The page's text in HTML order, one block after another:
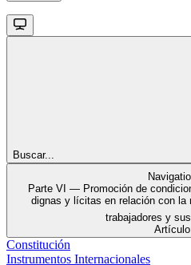
Buscar...
Parte VI — Promoción de
dignas y lícitas en relación con la
trabajadores y
Artículo
Constitución
Instrumentos Internacionales